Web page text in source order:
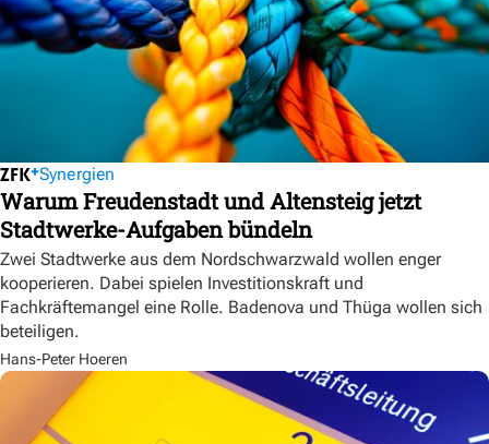
Synergien
Warum Freudenstadt und Altensteig jetzt
Stadtwerke-Aufgaben bündeln
Zwei Stadtwerke aus dem Nordschwarzwald wollen enger
kooperieren. Dabei spielen Investitionskraft und
Fachkräftemangel eine Rolle. Badenova und Thüga wollen sich
beteiligen.
Hans-Peter Hoeren